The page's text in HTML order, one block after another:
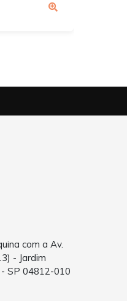
com a Av.
- Jardim
SP 04812-010